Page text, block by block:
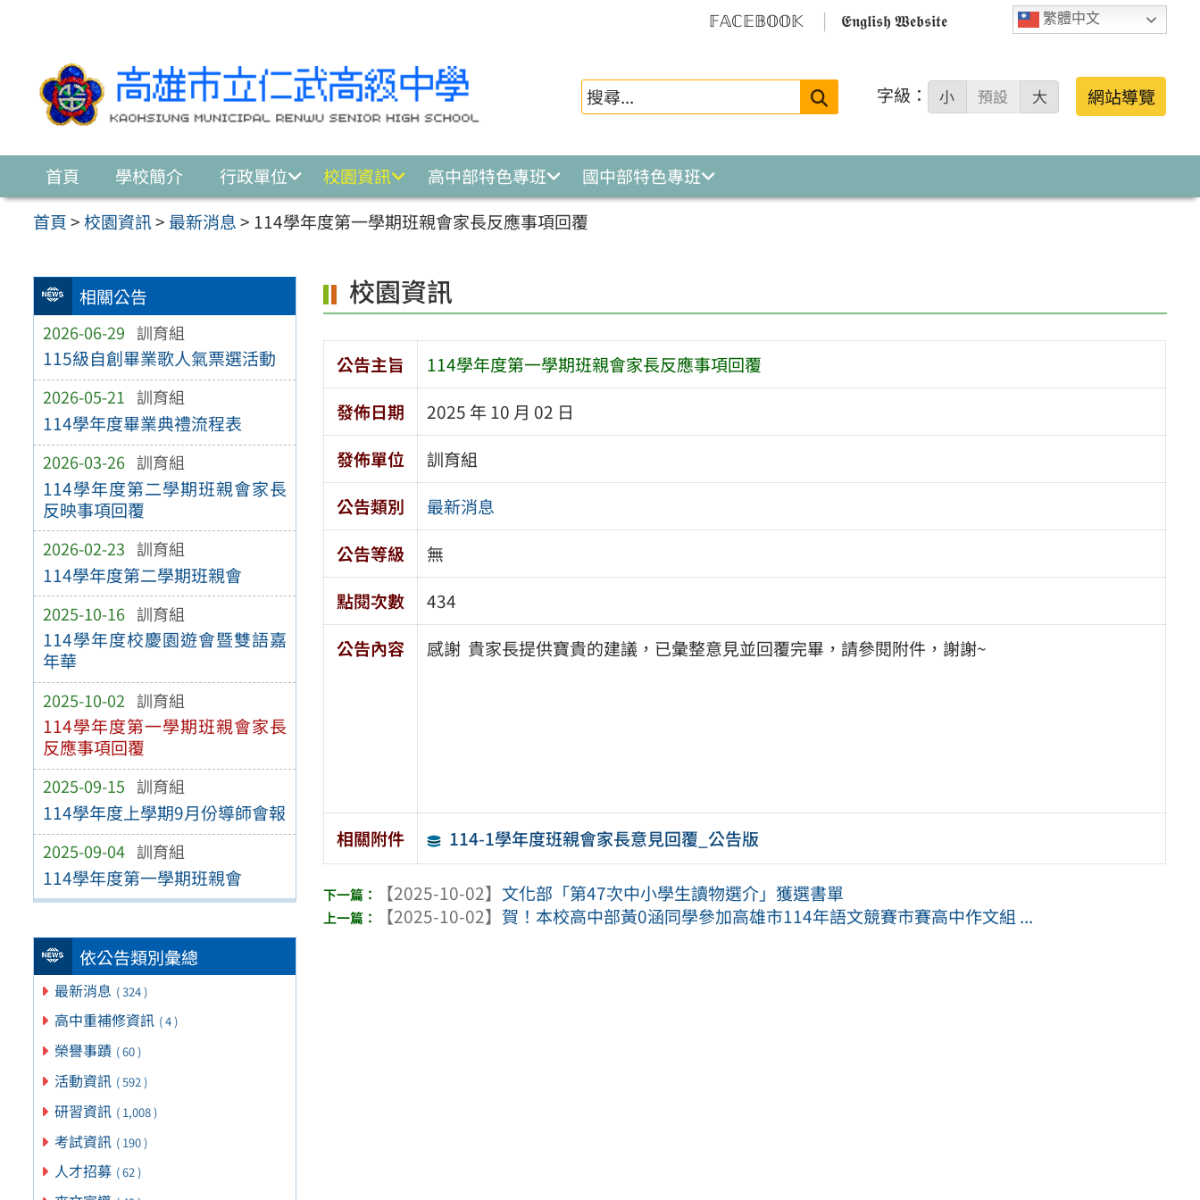
繁體中文
𝔽𝔸ℂ𝔼𝔹𝕆𝕆𝕂 𝕰𝖓𝖌𝖑𝖎𝖘𝖍 𝖂𝖊𝖇𝖘𝖎𝖙𝖊
搜
字級： 小 預設 大 網站導覽
首頁 學校簡介 行政單位 校園資訊 高中部特色專班
國中部特色專班
首頁>校園資訊> 最新消息> 114學年度第一學期班親會家長反應事項回覆
相關公告
2026-06-29 訓育組
115級自創畢業歌人氣票選活動
2026-05-21 訓育組
114學年度畢業典禮流程表
2026-03-26 訓育組
114學年度第二學期班親會家長
反映事項回覆
2026-02-23 訓育組
114學年度第二學期班親會
2025-10-16 訓育組
114學年度校慶園遊會暨雙語嘉
年華
2025-10-02 訓育組
114學年度第一學期班親會家長
反應事項回覆
2025-09-15 訓育組
114學年度上學期9月份導師會報
2025-09-04 訓育組
114學年度第一學期班親會
依公告類別彙總
最新消息 ( 324 )
高中重補修資訊 ( 4 )
榮譽事蹟 ( 60 )
活動資訊 ( 592 )
研習資訊 ( 1,008 )
考試資訊 ( 190 )
人才招募 ( 62 )
校園資訊
公告主旨
114學年度第一學期班親會家長反應事項回覆
發佈日期
2025 年 10 月 02 日
發佈單位
訓育組
公告類別
最新消息
公告等級
無
點閱次數
434
公告內容
感謝 貴家長提供寶貴的建議，已彙整意見並回覆完畢，請參閱附件，謝謝~
相關附件 114-1學年度班親會家長意見回覆_公告版
【2025-10-02】 文化部「第47次中小學生讀物選介」獲選書單
【2025-10-02】 賀！本校高中部黃0涵同學參加高雄市114年語文競賽市賽高中作文組 ...